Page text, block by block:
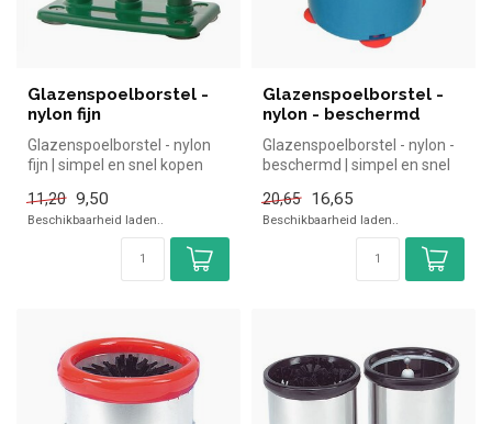
Glazenspoelborstel -
nylon fijn
Glazenspoelborstel - nylon
fijn | simpel en snel kopen
11,20 9,50
Beschikbaarheid laden..
Glazenspoelborstel -
nylon - beschermd
Glazenspoelborstel - nylon -
beschermd | simpel en snel
20,65
16,65
Beschikbaarheid laden..